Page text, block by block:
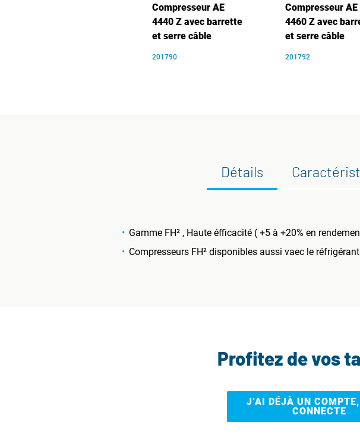
Compresseur AE
4440 Z avec barrette
et serre câble
201790
Compresseur AE
4460 Z avec
et serre câble
201792
Détails
Gamme FH² , Haute éfficacité ( +5 à +20% en
Compresseurs FH² disponibles aussi vaec le
Profitez de vos
J’AI DÉJÀ UN
CONNECTE